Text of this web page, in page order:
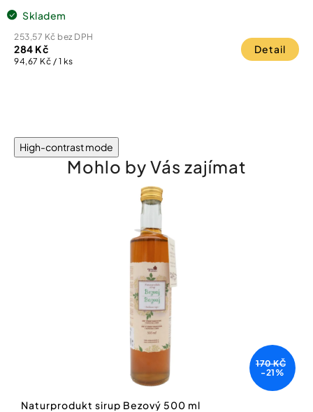
Skladem
253,57 Kč bez DPH
284 Kč
Měrná
94,67 Kč / 1 ks
Detail
High-contrast mode
Mohlo by Vás zajímat
170 KČ
-21%
Naturprodukt sirup Bezový 500 ml